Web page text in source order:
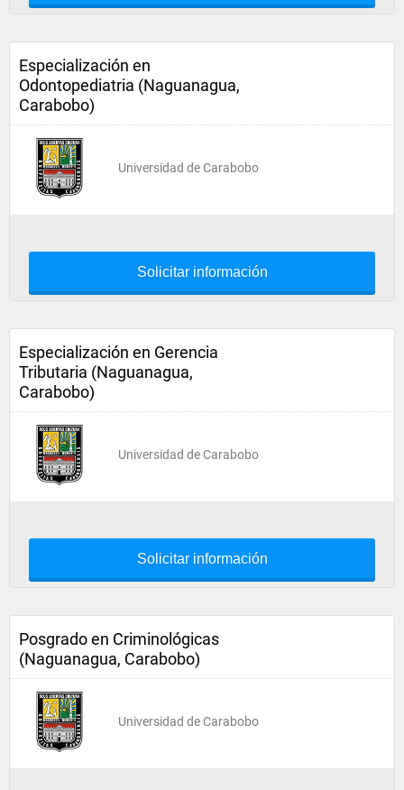
Especialización en
Odontopediatria (Naguanagua,
Carabobo)
Universidad de Carabobo
Solicitar información
Especialización en Gerencia
Tributaria (Naguanagua,
Carabobo)
Universidad de Carabobo
Solicitar información
Posgrado en Criminológicas
(Naguanagua, Carabobo)
Universidad de Carabobo